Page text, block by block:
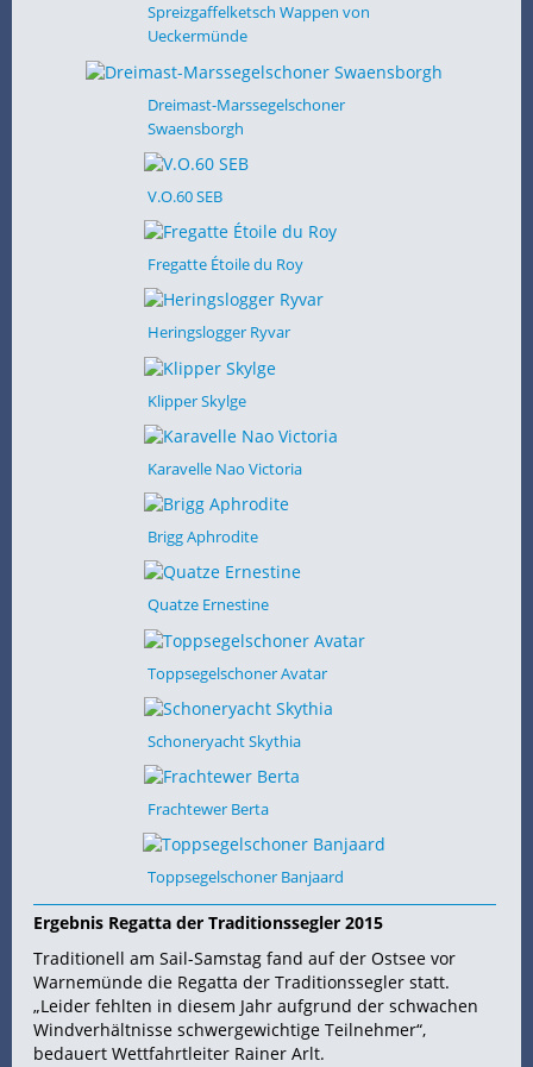
Spreizgaffelketsch Wappen von
Ueckermünde
Dreimast-Marssegelschoner
Swaensborgh
V.O.60 SEB
Fregatte Étoile du Roy
Heringslogger Ryvar
Klipper Skylge
Karavelle Nao Victoria
Brigg Aphrodite
Quatze Ernestine
Toppsegelschoner Avatar
Schoneryacht Skythia
Frachtewer Berta
Toppsegelschoner Banjaard
Ergebnis Regatta der Traditionssegler 2015
Traditionell am Sail-Samstag fand auf der Ostsee vor
Warnemünde die Regatta der Traditionssegler statt.
„Leider fehlten in diesem Jahr aufgrund der schwachen
Windverhältnisse schwergewichtige Teilnehmer“,
bedauert Wettfahrtleiter Rainer Arlt.